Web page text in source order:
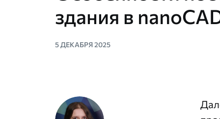
здания в
5 ДЕКАБРЯ 2025